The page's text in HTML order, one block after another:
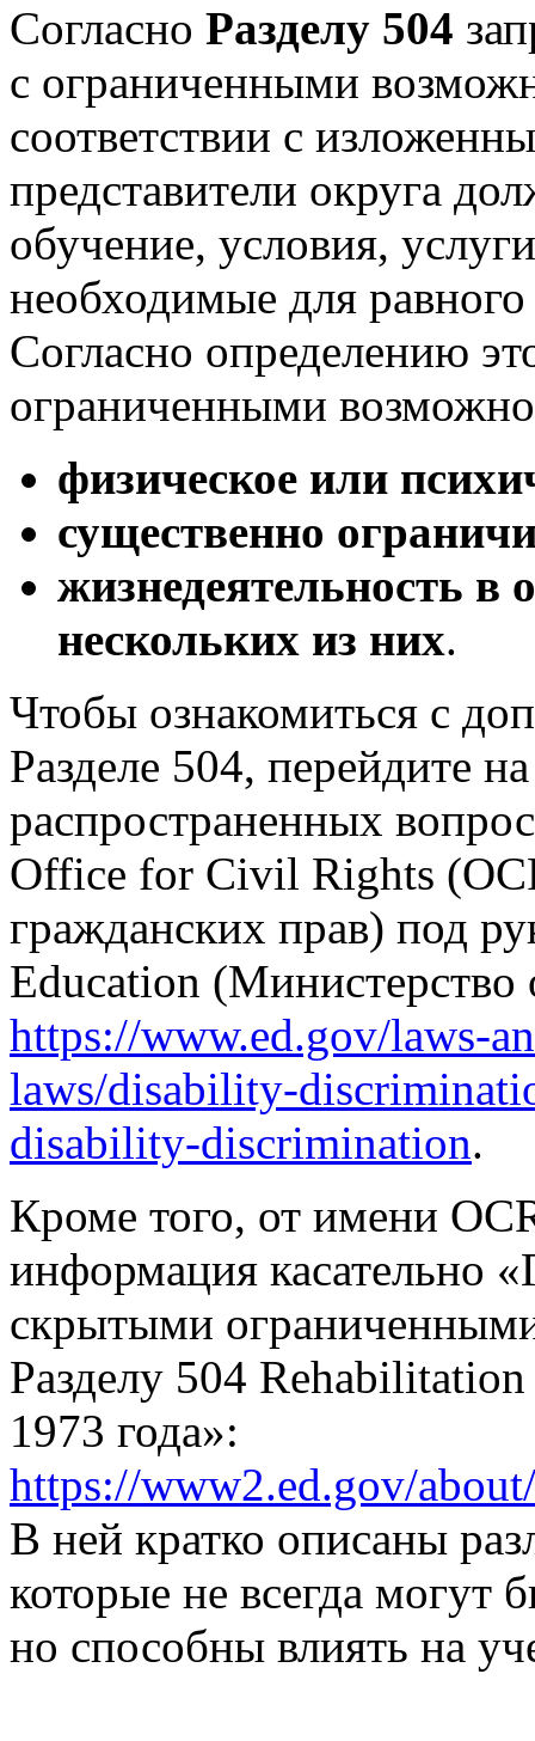
Согласно Разделу 504
с ограниченными
соответствии с
представители округа
обучение, условия,
необходимые для
Согласно определению
ограниченными
физическое или
существенно
жизнедеятельность в
нескольких из них.
Чтобы ознакомиться с
Разделе 504, перейдите
распространенных
Office for Civil Rights
гражданских прав) под
Education
https://www.ed.gov/laws-
laws/disability-
disability-discrimination.
Кроме того, от имени
информация касательно
скрытыми
Разделу 504
1973 года»:
https://www2.ed.gov/
В ней кратко описаны
которые не всегда
но способны влиять на